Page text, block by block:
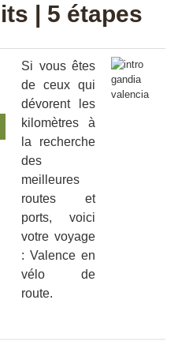
| 5 étapes
Si vous êtes
de ceux qui
dévorent les
kilomètres à
la recherche
des
meilleures
routes et
ports, voici
votre voyage
: Valence en
vélo de
route.